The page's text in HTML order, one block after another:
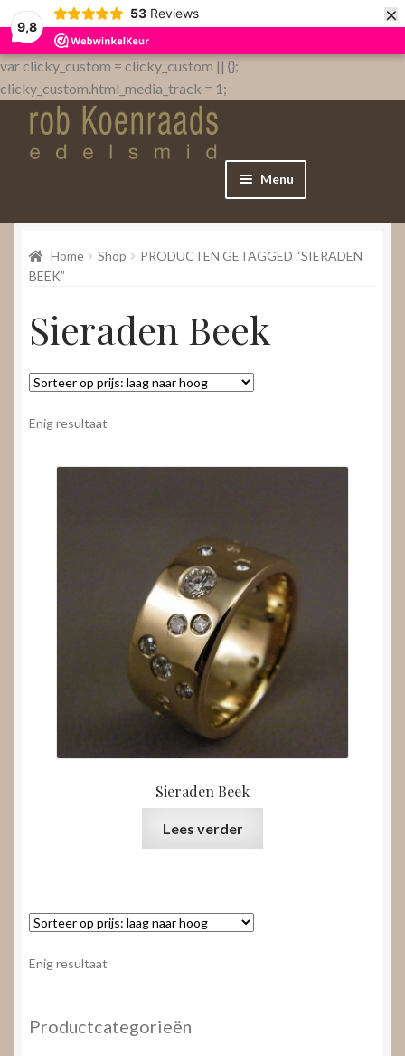
9,8
53 Reviews ×
var clicky_custom = clicky_custom || {};
clicky_custom.html_media_track = 1;
Menu
Home
WebShop
Over
Nieuws
Video’s
Home Shop
PRODUCTEN GETAGGED “SIERADEN
BEEK”
Sieraden Beek
Enig resultaat
Sieraden Beek
Lees verder
Enig resultaat
Productcategorieën